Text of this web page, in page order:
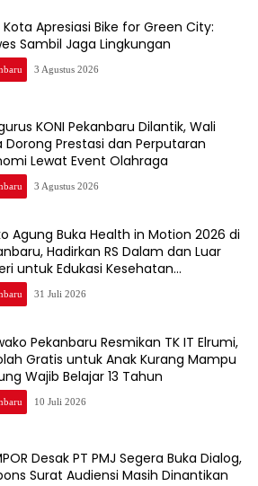
Kota Apresiasi Bike for Green City:
Sambil Jaga Lingkungan
3 Agustus 2026
KONI Pekanbaru Dilantik, Wali
Dorong Prestasi dan Perputaran
Lewat Event Olahraga
3 Agustus 2026
Agung Buka Health in Motion 2026 di
Hadirkan RS Dalam dan Luar
untuk Edukasi Kesehatan
31 Juli 2026
Pekanbaru Resmikan TK IT Elrumi,
Gratis untuk Anak Kurang Mampu
Wajib Belajar 13 Tahun
10 Juli 2026
Desak PT PMJ Segera Buka Dialog,
Surat Audiensi Masih Dinantikan